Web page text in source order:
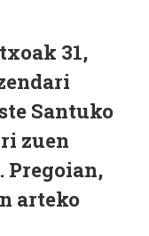
31,
Santuko
zuen
Pregoian,
arteko